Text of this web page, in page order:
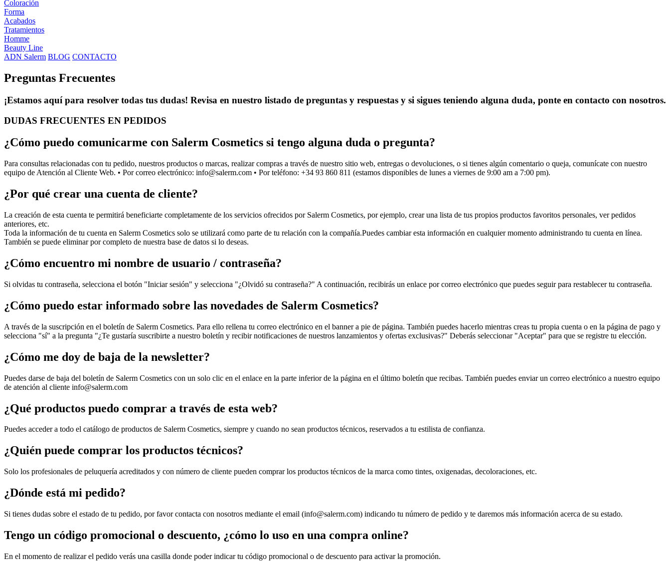
Coloración
Forma
Acabados
Tratamientos
Homme
Beauty Line
ADN Salerm BLOG CONTACTO
Preguntas Frecuentes
¡Estamos aquí para resolver todas tus dudas! Revisa en nuestro listado de preguntas y respuestas y si sigues teniendo alguna duda, ponte en contacto con nosotros.
DUDAS FRECUENTES EN PEDIDOS
¿Cómo puedo comunicarme con Salerm Cosmetics si tengo alguna duda o pregunta?
Para consultas relacionadas con tu pedido, nuestros productos o marcas, realizar compras a través de nuestro sitio web, entregas o devoluciones, o si tienes algún comentario o queja, comunícate con nuestro
equipo de Atención al Cliente Web. • Por correo electrónico: info@salerm.com • Por teléfono: +34 93 860 811 (estamos disponibles de lunes a viernes de 9:00 am a 7:00 pm).
¿Por qué crear una cuenta de cliente?
La creación de esta cuenta te permitirá beneficiarte completamente de los servicios ofrecidos por Salerm Cosmetics, por ejemplo, crear una lista de tus propios productos favoritos personales, ver pedidos
anteriores, etc.
Toda la información de tu cuenta en Salerm Cosmetics solo se utilizará como parte de tu relación con la compañía.Puedes cambiar esta información en cualquier momento administrando tu cuenta en línea.
También se puede eliminar por completo de nuestra base de datos si lo deseas.
¿Cómo encuentro mi nombre de usuario / contraseña?
Si olvidas tu contraseña, selecciona el botón "Iniciar sesión" y selecciona "¿Olvidó su contraseña?" A continuación, recibirás un enlace por correo electrónico que puedes seguir para restablecer tu contraseña.
¿Cómo puedo estar informado sobre las novedades de Salerm Cosmetics?
A través de la suscripción en el boletín de Salerm Cosmetics. Para ello rellena tu correo electrónico en el banner a pie de página. También puedes hacerlo mientras creas tu propia cuenta o en la página de pago y
selecciona "sí" a la pregunta "¿Te gustaría suscribirte a nuestro boletín y recibir notificaciones de nuestros lanzamientos y ofertas exclusivas?" Deberás seleccionar "Aceptar" para que se registre tu elección.
¿Cómo me doy de baja de la newsletter?
Puedes darse de baja del boletín de Salerm Cosmetics con un solo clic en el enlace en la parte inferior de la página en el último boletín que recibas. También puedes enviar un correo electrónico a nuestro equipo
de atención al cliente info@salerm.com
¿Qué productos puedo comprar a través de esta web?
Puedes acceder a todo el catálogo de productos de Salerm Cosmetics, siempre y cuando no sean productos técnicos, reservados a tu estilista de confianza.
¿Quién puede comprar los productos técnicos?
Solo los profesionales de peluquería acreditados y con número de cliente pueden comprar los productos técnicos de la marca como tintes, oxigenadas, decoloraciones, etc.
¿Dónde está mi pedido?
Si tienes dudas sobre el estado de tu pedido, por favor contacta con nosotros mediante el email (info@salerm.com) indicando tu número de pedido y te daremos más información acerca de su estado.
Tengo un código promocional o descuento, ¿cómo lo uso en una compra online?
En el momento de realizar el pedido verás una casilla donde poder indicar tu código promocional o de descuento para activar la promoción.